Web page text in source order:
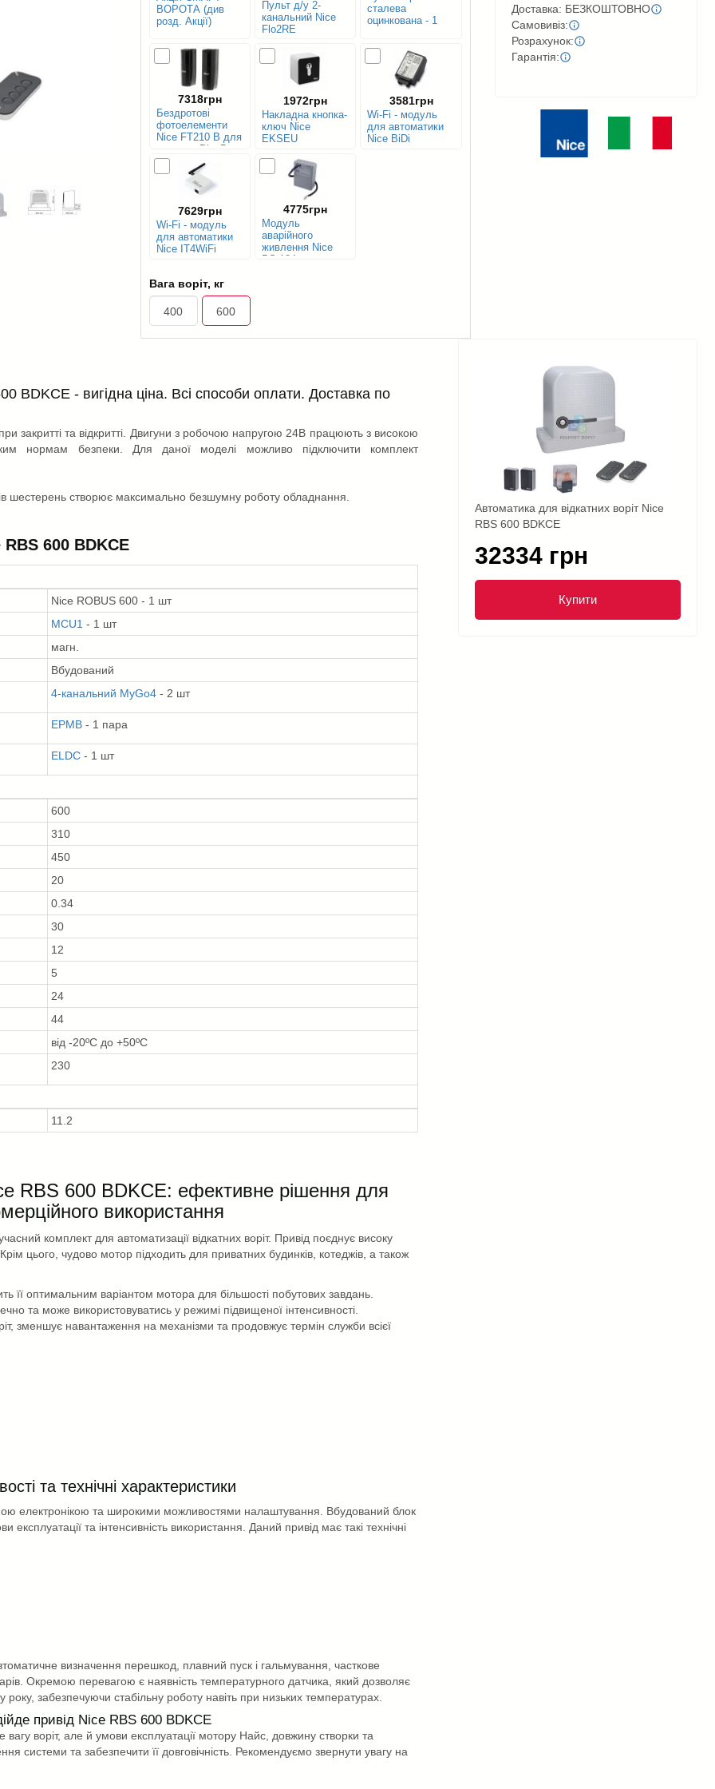
ВОРОТА (див
розд. Акції)
Пульт д/у 2-
канальний Nice
Flo2RE
сталева
оцинкована - 1
Бездротові
фотоелементи
Nice FT210 B для
системи BlueBus
7318грн
Накладна кнопка-
ключ Nice
EKSEU
1972грн
Wi-Fi - модуль
для автоматики
Nice BiDi
3581грн
Wi-Fi - модуль
для автоматики
Nice IT4WiFi
7629грн
Модуль
аварійного
живлення Nice
PS 124
4775грн
Вага воріт, кг
400 600
Доставка: БЕЗКОШТОВНО
Самовивіз:
Розрахунок:
Гарантія:
Автоматика для відкатних воріт Nice
RBS 600 BDKCE
32334 грн
Купити
BDKCE - вигідна ціна. Всі способи оплати. Доставка по
закритті та відкритті. Двигуни з робочою напругою 24В працюють з високою
нормам безпеки. Для даної моделі можливо підключити комплект
шестерень створює максимально безшумну роботу обладнання.
600 BDKCE
Nice ROBUS 600 - 1 шт
MCU1 - 1 шт
магн.
Вбудований
4-канальний MyGo4 - 2 шт
EPMB - 1 пара
ELDC - 1 шт
600
310
450
20
0.34
30
12
5
24
44
від -20ºС до +50ºС
230
11.2
RBS 600 BDKCE: ефективне рішення для
використання
комплект для автоматизації відкатних воріт. Привід поєднує високу
цього, чудово мотор підходить для приватних будинків, котеджів, а також
її оптимальним варіантом мотора для більшості побутових завдань.
та може використовуватись у режимі підвищеної інтенсивності.
зменшує навантаження на механізми та продовжує термін служби всієї
та технічні характеристики
електронікою та широкими можливостями налаштування. Вбудований блок
та інтенсивність використання. Даний привід має такі технічні
визначення перешкод, плавний пуск і гальмування, часткове
Окремою перевагою є наявність температурного датчика, який дозволяє
забезпечуючи стабільну роботу навіть при низьких температурах.
привід Nice RBS 600 BDKCE
воріт, але й умови експлуатації мотору Найс, довжину створки та
системи та забезпечити її довговічність. Рекомендуємо звернути увагу на